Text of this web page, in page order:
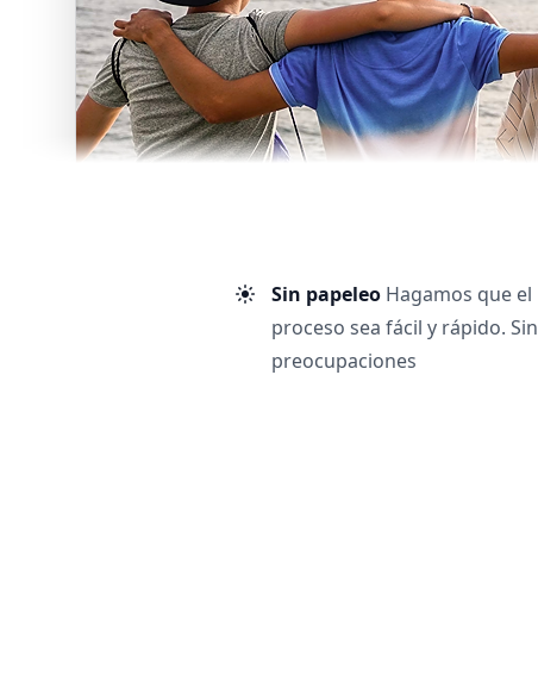
Sin papeleo Hagamos que el
proceso sea fácil y rápido. Sin
preocupaciones